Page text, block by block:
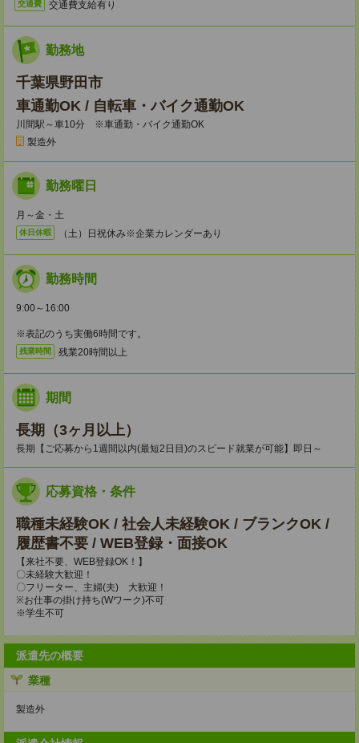
交通費 交通費支給有り
勤務地
千葉県野田市
車通勤OK / 自転車・バイク通勤OK
川間駅～車10分 ※車通勤・バイク通勤OK
製造外
勤務曜日
月～金・土
休日休暇 （土）日祝休み※企業カレンダーあり
勤務時間
9:00～16:00
※表記のうち実働6時間です。
残業時間 残業20時間以上
期間
長期（3ヶ月以上）
長期【ご応募から1週間以内(最短2日目)のスピード就業が可能】即日～
応募資格・条件
職種未経験OK / 社会人未経験OK / ブランクOK /
履歴書不要 / WEB登録・面接OK
【来社不要、WEB登録OK！】
〇未経験大歓迎！
〇フリーター、主婦(夫) 大歓迎！
※お仕事の掛け持ち(Wワーク)不可
※学生不可
派遣先の概要
業種
製造外